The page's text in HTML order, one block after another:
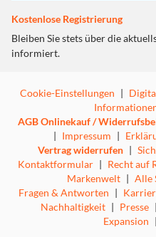
Kostenlose Registrierung
Bleiben Sie stets über die
informiert.
Cookie-Einstellungen |
AGB Onlinekauf /
| Impressum |
Vertrag widerrufen |
Kontaktformular | Recht auf
Markenwelt | Alle
Fragen & Antworten |
Nachhaltigkeit | Presse |
Expansion |